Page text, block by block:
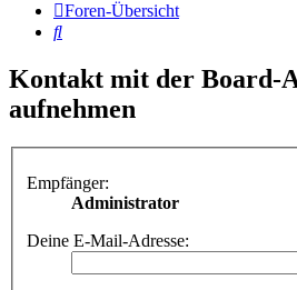
Foren-Übersicht
Suche
Kontakt mit der Board-
aufnehmen
Empfänger:
Administrator
Deine E-Mail-Adresse: